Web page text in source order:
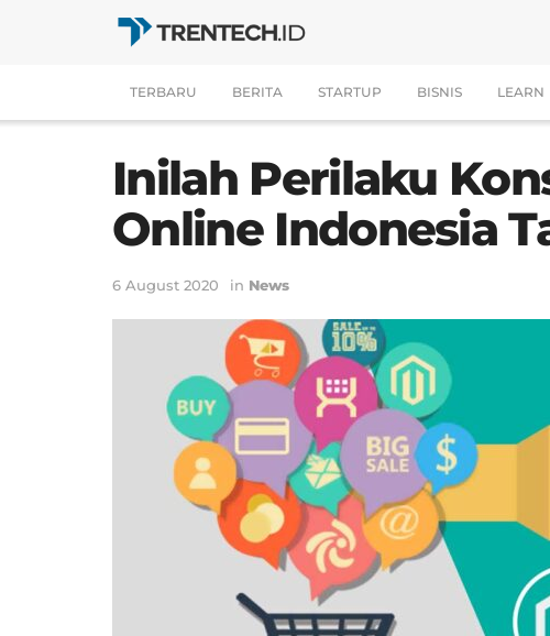
TERBARU BERITA STARTUP BISNIS LEARN
Inilah Perilaku
Online Indonesia
6 August 2020 in News